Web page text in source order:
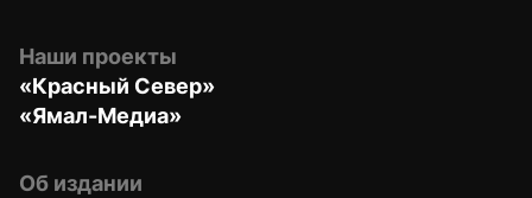
Наши проекты
«Красный Север»
«Ямал-Медиа»
Об издании